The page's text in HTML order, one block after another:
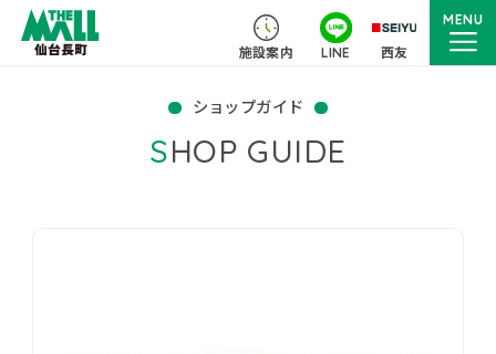
施設案内 LINE 西友
MENU
ショップガイド
SHOP GUIDE